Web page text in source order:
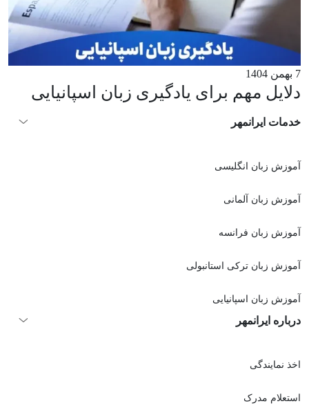
7 بهمن 1404
دلایل مهم برای یادگیری زبان اسپانیایی
خدمات ایرانمهر
آموزش زبان انگلیسی
آموزش زبان آلمانی
آموزش زبان فرانسه
آموزش زبان ترکی استانبولی
آموزش زبان اسپانیایی
درباره ایرانمهر
اخذ نمايندگی
استعلام مدرک